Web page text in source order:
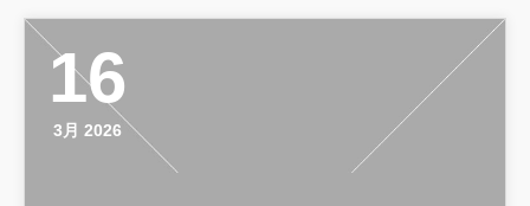
16
3月 2026
美⽊多チコス
美⽊多チコスについて
美⽊多チコスブログ